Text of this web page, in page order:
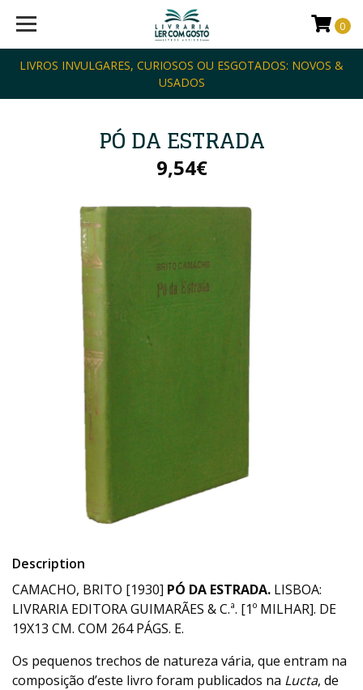
LIVROS INVULGARES, CURIOSOS OU ESGOTADOS: NOVOS &
USADOS
0
PÓ DA ESTRADA
9,54€
Description
CAMACHO, BRITO [1930] PÓ DA ESTRADA. LISBOA:
LIVRARIA EDITORA GUIMARÃES & C.ª. [1º MILHAR]. DE
19X13 CM. COM 264 PÁGS. E.
Os pequenos trechos de natureza vária, que entram na
composição d’este livro foram publicados na Lucta, de